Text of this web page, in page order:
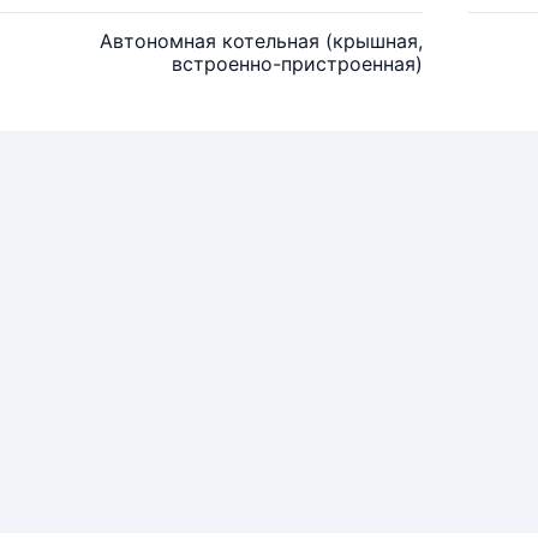
Автономная котельная (крышная,
встроенно-пристроенная)